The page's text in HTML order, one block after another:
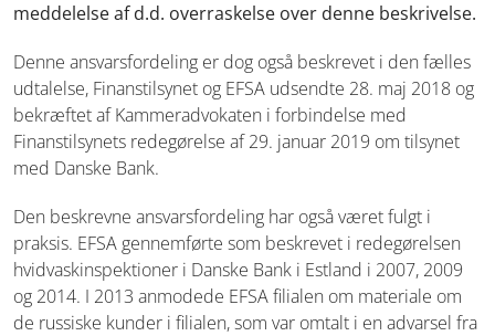
meddelelse af d.d. overraskelse over denne beskrivelse.
Denne ansvarsfordeling er dog også beskrevet i den fælles
udtalelse, Finanstilsynet og EFSA udsendte 28. maj 2018 og
bekræftet af Kammeradvokaten i forbindelse med
Finanstilsynets redegørelse af 29. januar 2019 om tilsynet
med Danske Bank.
Den beskrevne ansvarsfordeling har også været fulgt i
praksis. EFSA gennemførte som beskrevet i redegørelsen
hvidvaskinspektioner i Danske Bank i Estland i 2007, 2009
og 2014. I 2013 anmodede EFSA filialen om materiale om
de russiske kunder i filialen, som var omtalt i en advarsel fra